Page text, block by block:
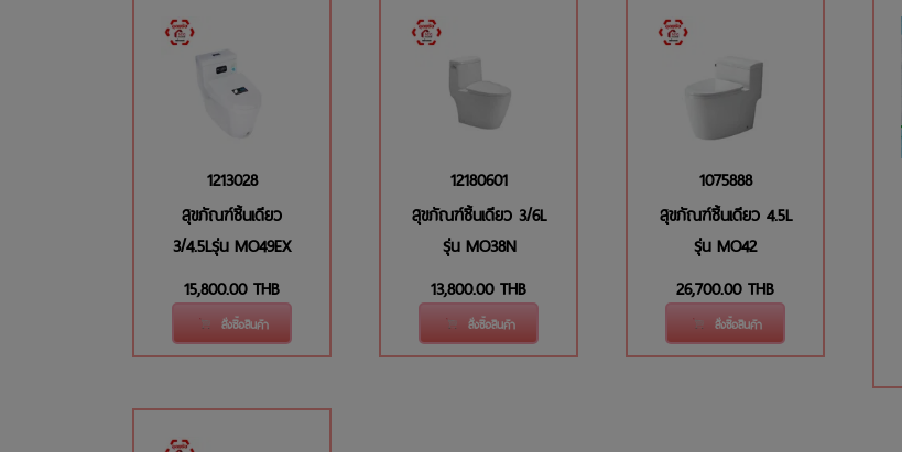
1213028
สุขภัณฑ์ชิ้นเดียว
3/4.5Lรุ่น MO49EX
15,800.00 THB
สั่งซื้อสินค้า
12180601
สุขภัณฑ์ชิ้นเดียว 3/6L
รุ่น MO38N
13,800.00 THB
สั่งซื้อสินค้า
1075888
สุขภัณฑ์ชิ้นเดียว 4.5L
รุ่น MO42
26,700.00 THB
สั่งซื้อสินค้า